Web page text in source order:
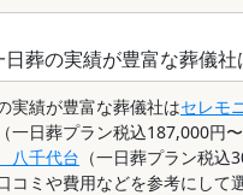
葬の実績が豊富な葬儀社
実績が豊富な葬儀社はセレモ
（一日葬プラン税込187,000円〜
千代台 （一日葬プラン税込
コミや費用などを参考にして